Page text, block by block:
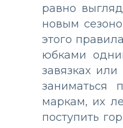
равно
новым
этого
юбками
завязках
заниматься
маркам, их
поступить